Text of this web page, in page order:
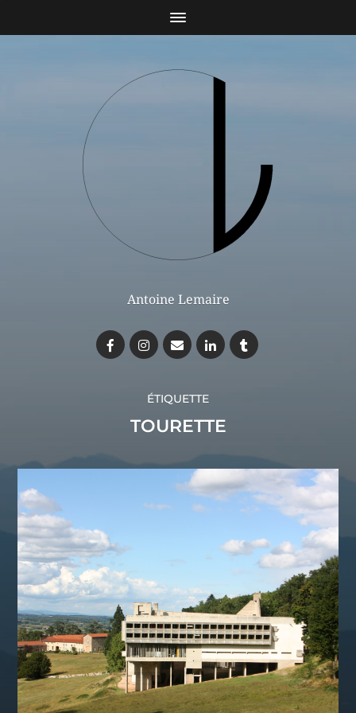
Antoine Lemaire
ÉTIQUETTE
TOURETTE